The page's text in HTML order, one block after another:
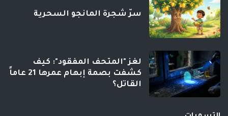
سرّ شجرة المانجو السحرية
لغز "المتحف المفقود": كيف
كشفت بصمة إبهام عمرها 21 عاماً
القاتل؟